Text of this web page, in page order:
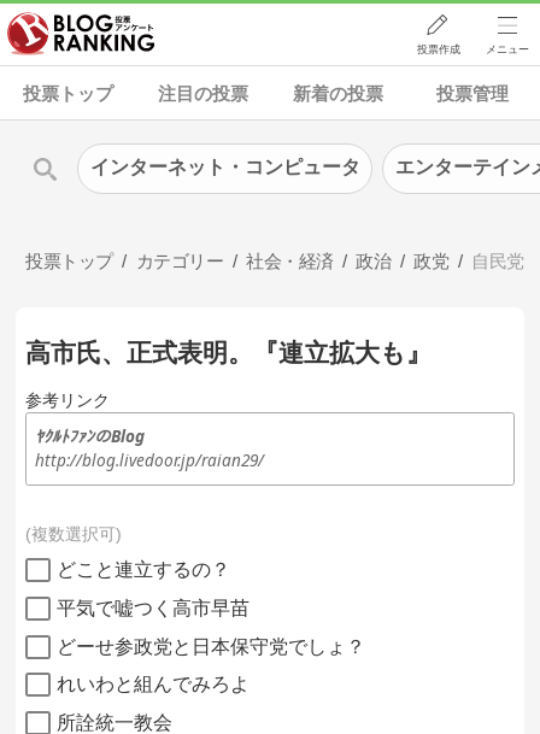
投票作成 メニュー
投票トップ 注目の投票 新着の投票 投票管理
投票トップ カテゴリー 社会・経済 政治 政党 自民党
高市氏、正式表明。『連立拡大も』
参考リンク
ﾔｸﾙﾄﾌｧﾝのBlog
http://blog.livedoor.jp/raian29/
複数選択可
どこと連立するの？
平気で嘘つく高市早苗
どーせ参政党と日本保守党でしょ？
れいわと組んでみろよ
所詮統一教会
インターネット・コンピュータ エンターテイン